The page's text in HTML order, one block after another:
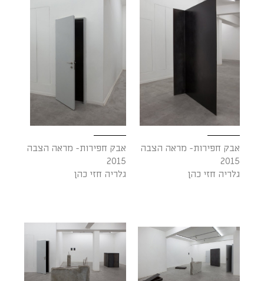
אבק חפירות- מראה הצבה
2015
גלריה חזי כהן
אבק חפירות- מראה הצבה
2015
גלריה חזי כהן